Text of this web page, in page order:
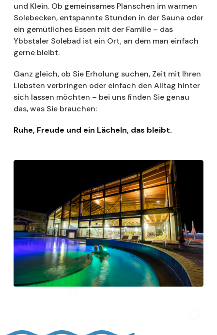
und Klein. Ob gemeinsames Planschen im warmen
Solebecken, entspannte Stunden in der Sauna oder
ein gemütliches Essen mit der Familie – das
Ybbstaler Solebad ist ein Ort, an dem man einfach
gerne bleibt.
Ganz gleich, ob Sie Erholung suchen, Zeit mit Ihren
Liebsten verbringen oder einfach den Alltag hinter
sich lassen möchten – bei uns finden Sie genau
das, was Sie brauchen:
Ruhe, Freude und ein Lächeln, das bleibt.